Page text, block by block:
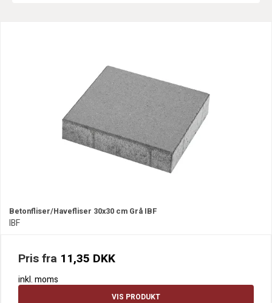
Betonfliser/Havefliser 30x30 cm Grå IBF
IBF
Pris fra 11,35 DKK
inkl. moms
VIS PRODUKT